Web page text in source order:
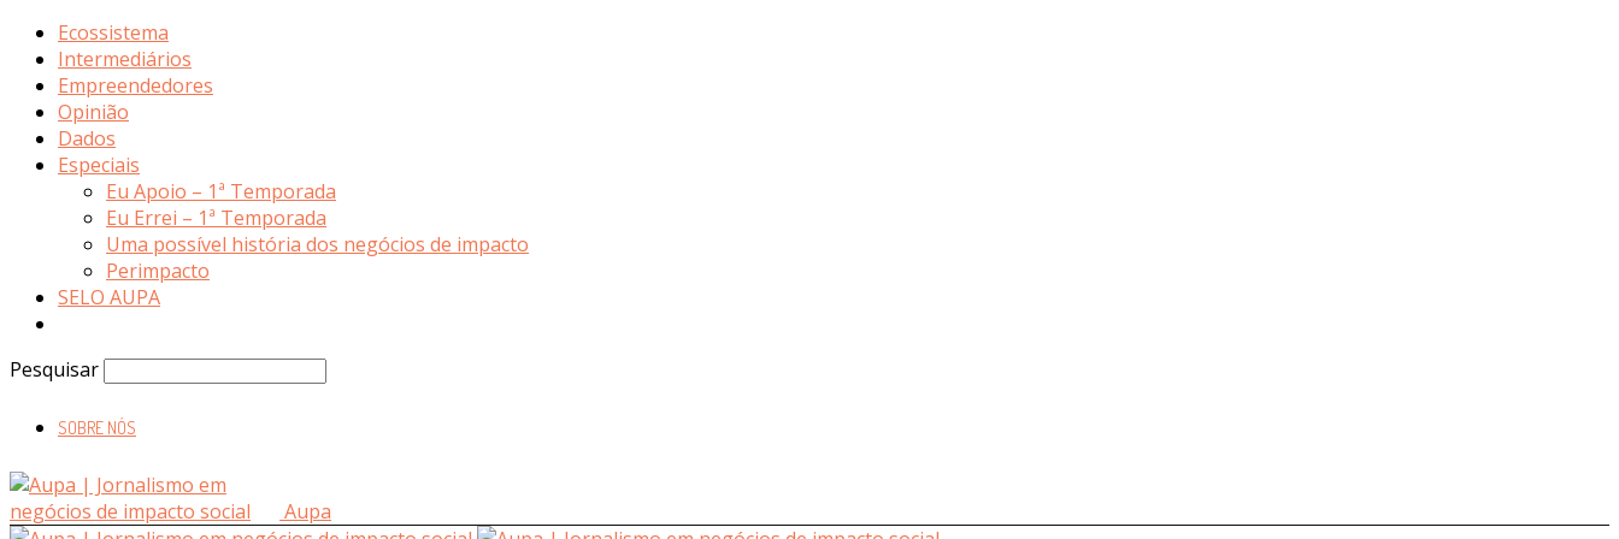
Ecossistema
Intermediários
Empreendedores
Opinião
Dados
Especiais
Eu Apoio – 1ª Temporada
Eu Errei – 1ª Temporada
Uma possível história dos negócios de impacto
Perimpacto
SELO AUPA
Pesquisar
SOBRE NÓS
Aupa